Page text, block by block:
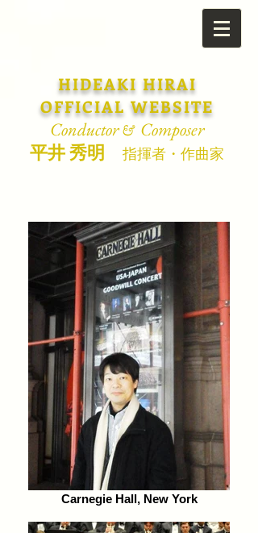
HIDEAKI HIRAI
OFFICIAL WEBSITE
Conductor& Composer
平井 秀明
指揮者・作曲家
Carnegie Hall, New York